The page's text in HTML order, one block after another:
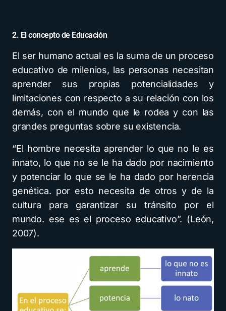
2. El concepto de Educación
El ser humano actual es la suma de un proceso
educativo de milenios, las personas necesitan
aprender sus propias potencialidades y
limitaciones con respecto a su relación con los
demás, con el mundo que le rodea y con las
grandes preguntas sobre su existencia.
“El hombre necesita aprender lo que no le es
innato, lo que no se le ha dado por nacimiento
y potenciar lo que se le ha dado por herencia
genética. por esto necesita de otros y de la
cultura para garantizar su tránsito por el
mundo. ese es el proceso educativo”. (León,
2007).